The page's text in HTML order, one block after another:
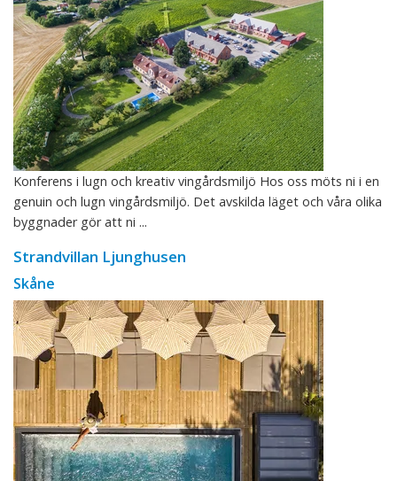
Konferens i lugn och kreativ vingårdsmiljö Hos oss möts ni i en
genuin och lugn vingårdsmiljö. Det avskilda läget och våra olika
byggnader gör att ni ...
Strandvillan Ljunghusen
Skåne